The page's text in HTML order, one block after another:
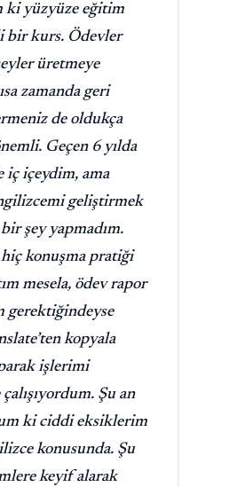
ki yüzyüze eğitim
bir kurs. Ödevler
üretmeye
zamanda geri
de oldukça
Geçen 6 yılda
iç içeydim, ama
geliştirmek
şey yapmadım.
konuşma pratiği
mesela, ödev rapor
gerektiğindeyse
kopyala
işlerimi
Şu an
ki ciddi eksiklerim
konusunda. Şu
keyif alarak